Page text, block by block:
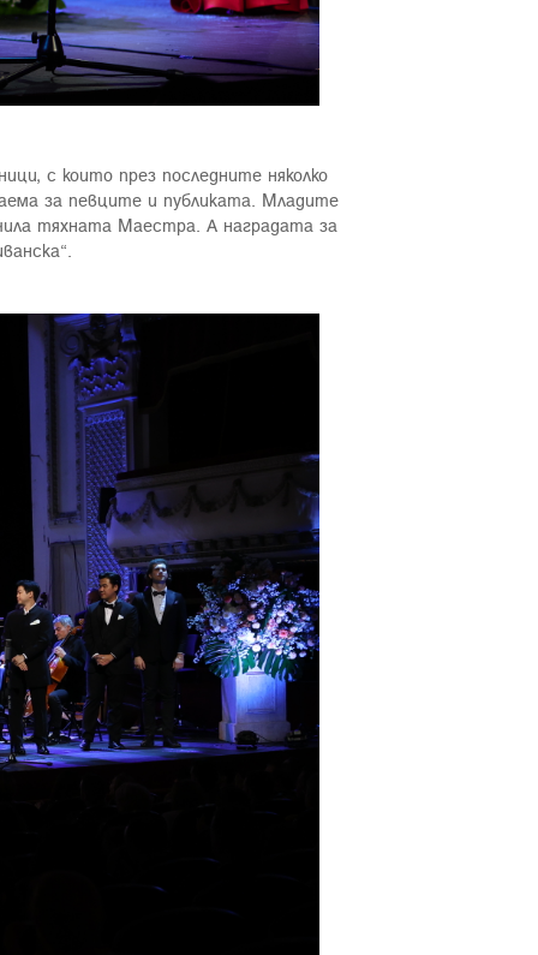
с които през последните няколко
за певците и публиката. Младите
тяхната Маестра. А наградата за